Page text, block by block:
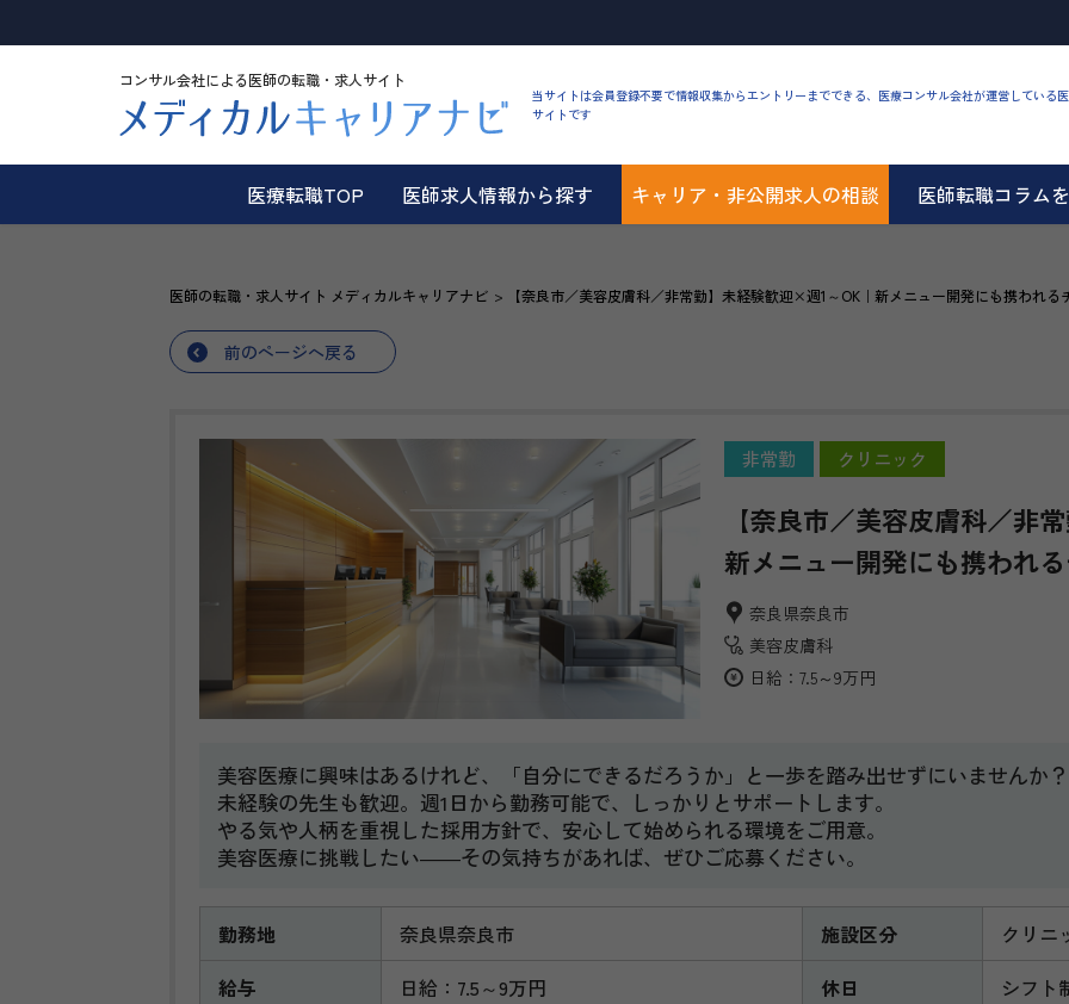
コンサル会社による医師の転職・求人サイト
当サイトは会員登録不要で情報収集からエントリーまでできる、医療コンサル会社が運営している
サイトです
医療転職TOP 医師求人情報から探す キャリア・非公開求人の相談 医師転職コラム
医師の転職・求人サイト メディカルキャリアナビ 【奈良市／美容皮膚科／非常勤】未経験歓迎×週1～OK｜新メニュー開発にも携われる
前のページへ戻る
非常勤 クリニック
【奈良市／美容皮膚科／非
新メニュー開発にも携われ
奈良県奈良市
美容皮膚科
日給：7.5～9万円
美容医療に興味はあるけれど、「自分にできるだろうか」と一歩を踏み出せずにいませんか？
未経験の先生も歓迎。週1日から勤務可能で、しっかりとサポートします。
やる気や人柄を重視した採用方針で、安心して始められる環境をご用意。
美容医療に挑戦したい――その気持ちがあれば、ぜひご応募ください。
勤務地 奈良県奈良市 施設区分
クリニ
給与
日給：7.5～9万円 休日 シフト